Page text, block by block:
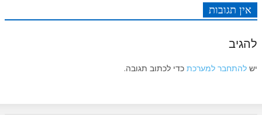
אין תגובות
להגיב
יש להתחבר למערכת כדי לכתוב תגובה.